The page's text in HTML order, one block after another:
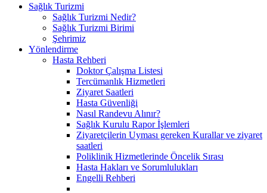
Sağlık Turizmi
Sağlık Turizmi Nedir?
Sağlık Turizmi Birimi
Şehrimiz
Yönlendirme
Hasta Rehberi
Doktor Çalışma Listesi
Tercümanlık Hizmetleri
Ziyaret Saatleri
Hasta Güvenliği
Nasıl Randevu Alınır?
Sağlık Kurulu Rapor İşlemleri
Ziyaretçilerin Uyması gereken Kurallar ve ziyaret
saatleri
Poliklinik Hizmetlerinde Öncelik Sırası
Hasta Hakları ve Sorumlulukları
Engelli Rehberi